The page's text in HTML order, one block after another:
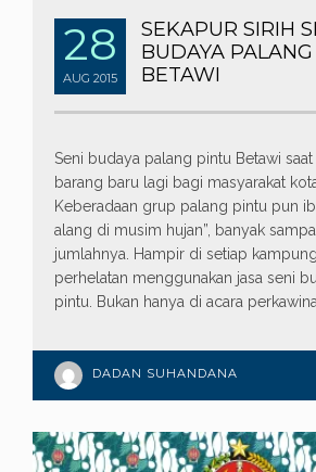
28
AUG 2015
SEKAPUR SIRIH
BUDAYA
BETAWI
Seni budaya palang pintu Betawi
barang baru lagi bagi masyarakat
Keberadaan grup palang pintu pun
alang di musim hujan”, banyak
jumlahnya. Hampir di setiap
perhelatan menggunakan jasa seni
pintu. Bukan hanya di acara
DADAN SUHANDANA